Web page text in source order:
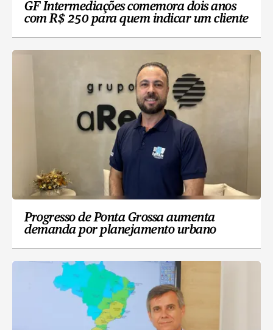
GF Intermediações comemora dois anos
com R$ 250 para quem indicar um cliente
Progresso de Ponta Grossa aumenta
demanda por planejamento urbano